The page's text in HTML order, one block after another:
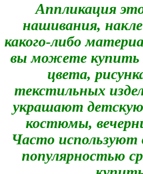
Аппликация
нашивания,
какого-либо
вы можете купить
цвета,
текстильных
украшают
костюмы,
Часто
популярностью